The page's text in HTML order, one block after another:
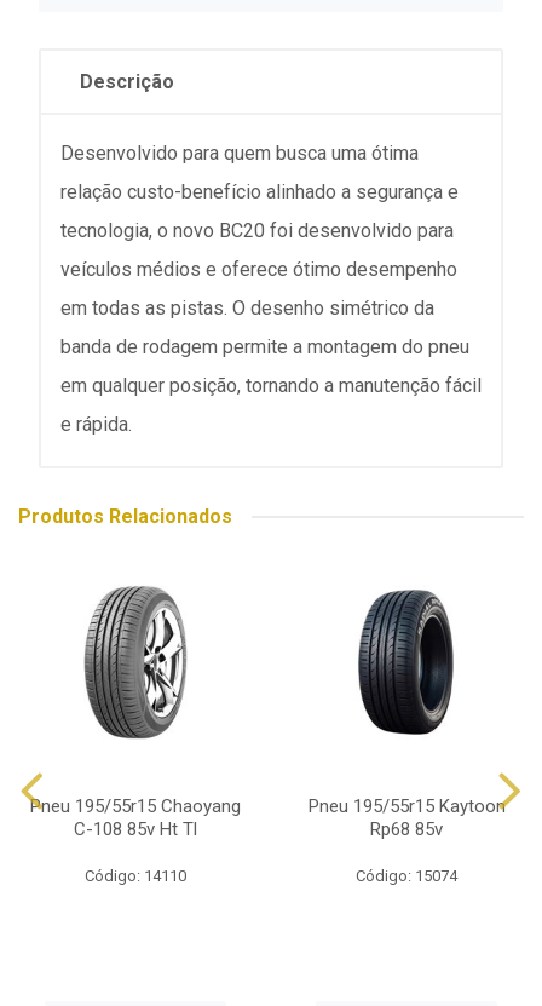
Descrição
Desenvolvido para quem busca uma ótima
relação custo-benefício alinhado a segurança e
tecnologia, o novo BC20 foi desenvolvido para
veículos médios e oferece ótimo desempenho
em todas as pistas. O desenho simétrico da
banda de rodagem permite a montagem do pneu
em qualquer posição, tornando a manutenção fácil
e rápida.
Produtos Relacionados
Pneu 195/55r15 Chaoyang
C-108 85v Ht Tl
Código: 14110
Pneu 195/55r15 Kaytoon
Rp68 85v
Código: 15074